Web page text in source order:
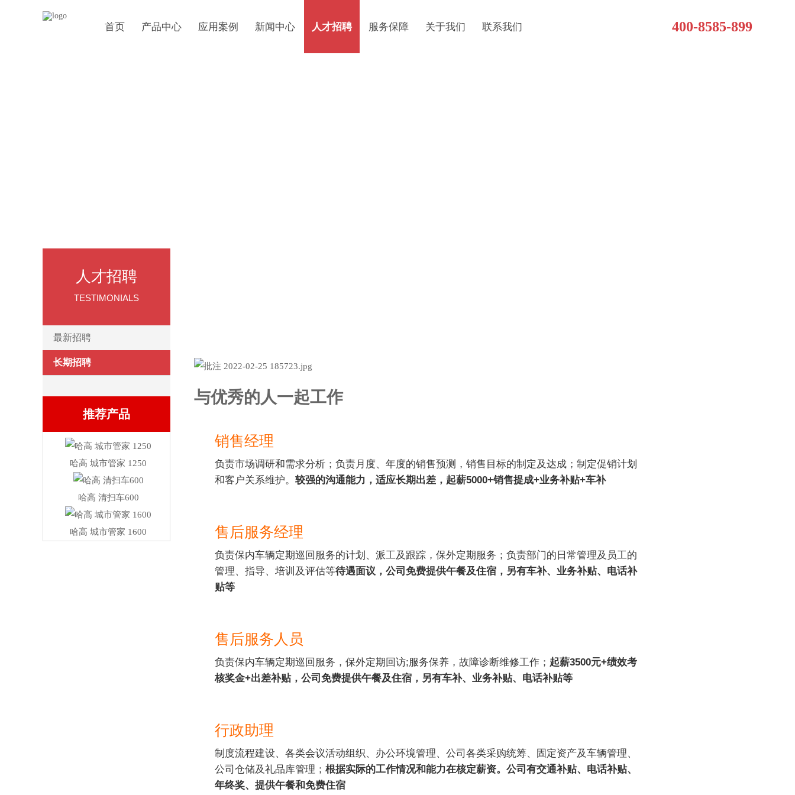
首页 产品中心 应用案例 新闻中心 人才招聘 服务保障 关于我们 联系我们 400-8585-899
人才招聘
TESTIMONIALS
最新招聘
长期招聘
推荐产品
哈高 城市管家 1250
哈高 清扫车600
哈高 城市管家 1600
与优秀的人一起工作
销售经理
负责市场调研和需求分析；负责月度、年度的销售预测，销售目标的制定及达成；制定促销计划
和客户关系维护。 较强的沟通能力，适应长期出差，起薪5000+销售提成+业务补贴+车补
售后服务经理
负责保内车辆定期巡回服务的计划、派工及跟踪，保外定期服务；负责部门的日常管理及员工的
管理、指导、培训及评估等待遇面议，公司免费提供午餐及住宿，另有车补、业务补贴、电话补
贴等
售后服务人员
负责保内车辆定期巡回服务，保外定期回访;服务保养，故障诊断维修工作； 起薪3500元+绩效考
核奖金+出差补贴，公司免费提供午餐及住宿，另有车补、业务补贴、电话补贴等
行政助理
制度流程建设、各类会议活动组织、办公环境管理、公司各类采购统筹、固定资产及车辆管理、
公司仓储及礼品库管理； 根据实际的工作情况和能力在核定薪资。公司有交通补贴、电话补贴、
年终奖、提供午餐和免费住宿